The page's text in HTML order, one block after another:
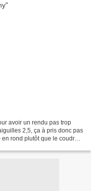
avoir un rendu pas trop
2,5, ça à pris donc pas
rond plutôt que le coudre,